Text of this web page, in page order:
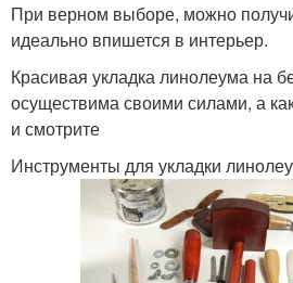
При верном выборе, можно
идеально впишется в интерьер.
Красивая укладка линолеума на
осуществима своими силами, а
и смотрите
Инструменты для укладки